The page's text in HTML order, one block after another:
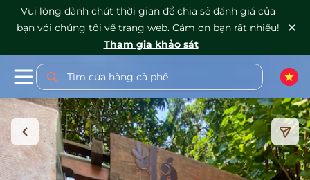
Vui lòng dành chút thời gian để chia sẻ đánh giá của
bạn với chúng tôi về trang web. Cảm ơn bạn rất nhiều!
Tham gia khảo sát
Tìm cửa hàng cà phê